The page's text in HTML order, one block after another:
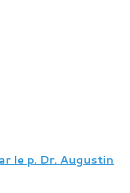
le p. Dr. Augustin